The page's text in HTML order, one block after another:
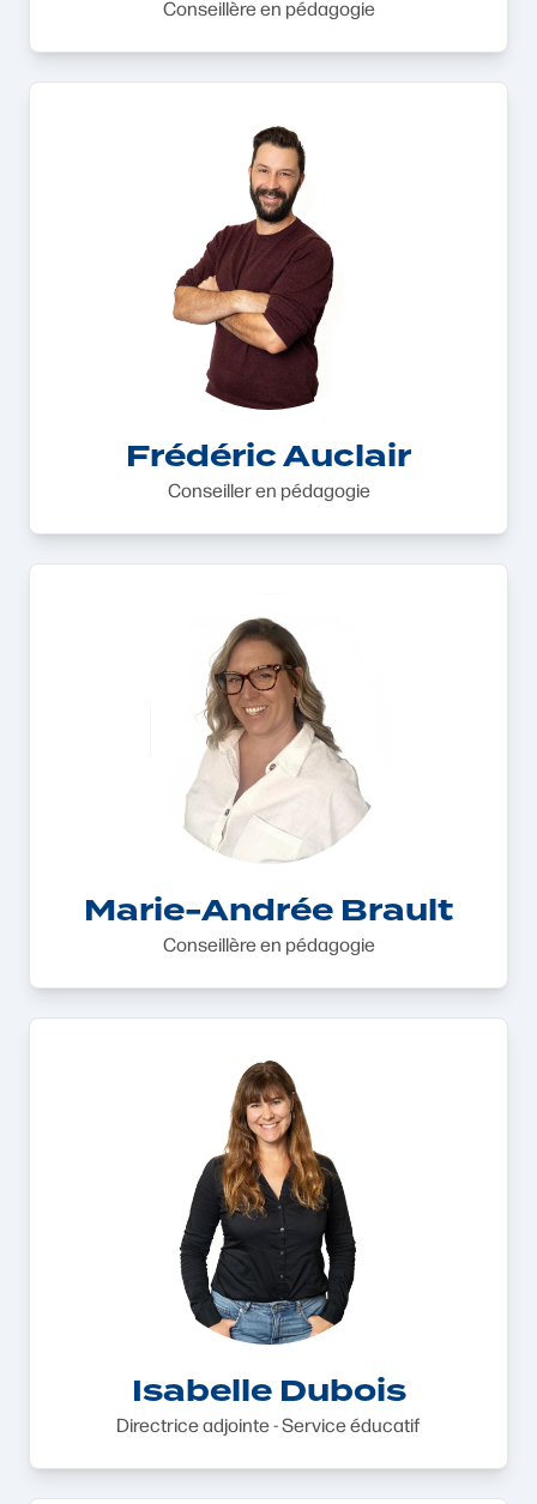
Conseillère en pédagogie
Frédéric Auclair
Conseiller en pédagogie
Marie-Andrée Brault
Conseillère en pédagogie
Isabelle Dubois
Directrice adjointe - Service éducatif